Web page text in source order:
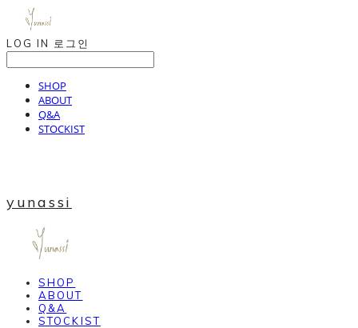
LOG IN 로그인
SHOP
ABOUT
Q&A
STOCKIST
yunassi
SHOP
ABOUT
Q&A
STOCKIST